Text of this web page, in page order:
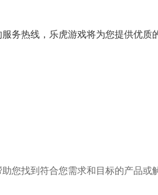
务热线，乐虎游戏将为您提供优质
您找到符合您需求和目标的产品或